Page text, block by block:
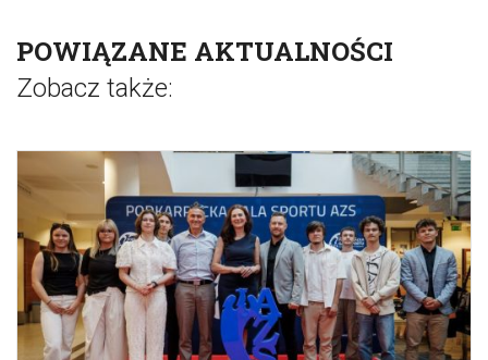
POWIĄZANE AKTUALNOŚCI
Zobacz także: